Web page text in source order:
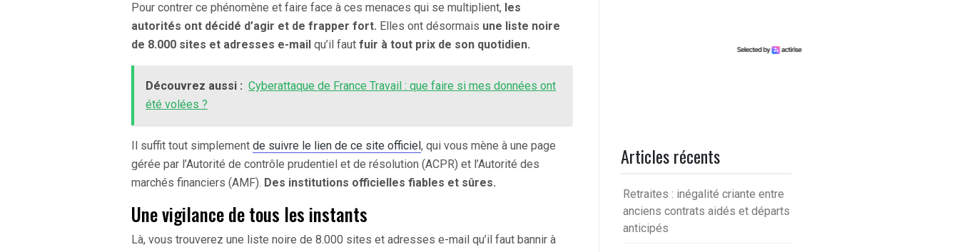
Pour contrer ce phénomène et faire face à ces menaces qui se multiplient, les
autorités ont décidé d’agir et de frapper fort. Elles ont désormais une liste noire
de 8.000 sites et adresses e-mail qu’il faut fuir à tout prix de son quotidien.
Découvrez aussi : Cyberattaque de France Travail : que faire si mes données ont
été volées ?
Il suffit tout simplement de suivre le lien de ce site officiel , qui vous mène à une page
gérée par l’Autorité de contrôle prudentiel et de résolution (ACPR) et l’Autorité des
marchés financiers (AMF). Des institutions officielles fiables et sûres.
Une vigilance de tous les instants
Là, vous trouverez une liste noire de 8.000 sites et adresses e-mail qu’il faut bannir à
Articles récents
Retraites : inégalité criante entre
anciens contrats aidés et départs
anticipés